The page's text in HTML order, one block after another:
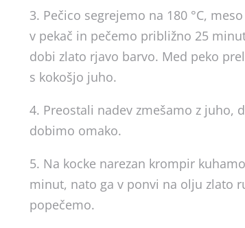
3. Pečico segrejemo na 180 °C,
v pekač in pečemo približno 25
dobi zlato rjavo barvo. Med peko
s kokošjo juho.
4. Preostali nadev zmešamo z juho,
dobimo omako.
5. Na kocke narezan krompir
minut, nato ga v ponvi na olju zlato
popečemo.